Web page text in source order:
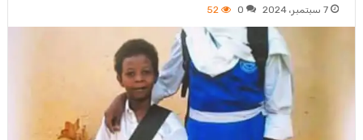
7 سبتمبر، 2024 0
52